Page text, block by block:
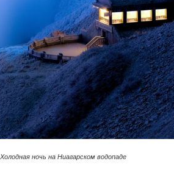
Холодная ночь на Ниагарском водопаде